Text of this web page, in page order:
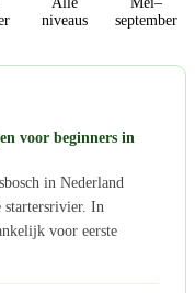
niveaus
september
voor beginners in
in Nederland
startersrivier. In
voor eerste